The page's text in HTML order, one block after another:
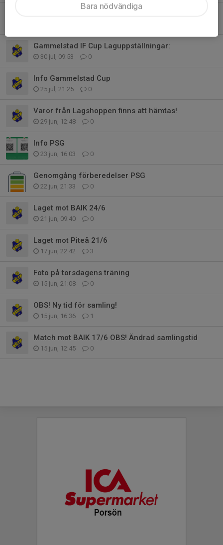
Laget mot GIF onsdag 5 augusti
Gammelstad IF Cup Laguppställningar:
30 jul, 09:53 0
Info Gammelstad Cup
25 jul, 21:25 0
Varor från Lagshoppen finns att hämtas!
29 jun, 12:48 0
Info PSG
23 jun, 16:03 0
Genomgång förberedelser PSG
22 jun, 21:33 0
Laget mot BAIK 24/6
21 jun, 09:40 0
Laget mot Piteå 21/6
17 jun, 22:42 3
Foto på torsdagens träning
15 jun, 21:08 0
OBS! Ny tid för samling!
15 jun, 16:36 1
Match mot BAIK 17/6 OBS! Ändrad samlingstid
15 jun, 12:45 0
Bara nödvändiga